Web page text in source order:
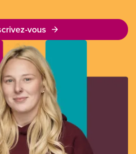
vous